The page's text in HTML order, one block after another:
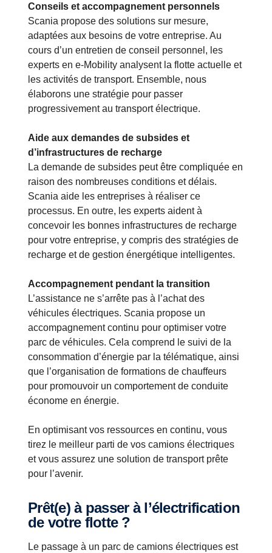
Conseils et accompagnement personnels
Scania propose des solutions sur mesure,
adaptées aux besoins de votre entreprise. Au
cours d’un entretien de conseil personnel, les
experts en e-Mobility analysent la flotte actuelle et
les activités de transport. Ensemble, nous
élaborons une stratégie pour passer
progressivement au transport électrique.
Aide aux demandes de subsides et
d’infrastructures de recharge
La demande de subsides peut être compliquée en
raison des nombreuses conditions et délais.
Scania aide les entreprises à réaliser ce
processus. En outre, les experts aident à
concevoir les bonnes infrastructures de recharge
pour votre entreprise, y compris des stratégies de
recharge et de gestion énergétique intelligentes.
Accompagnement pendant la transition
L’assistance ne s’arrête pas à l’achat des
véhicules électriques. Scania propose un
accompagnement continu pour optimiser votre
parc de véhicules. Cela comprend le suivi de la
consommation d’énergie par la télématique, ainsi
que l’organisation de formations de chauffeurs
pour promouvoir un comportement de conduite
économe en énergie.
En optimisant vos ressources en continu, vous
tirez le meilleur parti de vos camions électriques
et vous assurez une solution de transport prête
pour l’avenir.
Prêt(e) à passer à l’électrification
de votre flotte ?
Le passage à un parc de camions électriques est